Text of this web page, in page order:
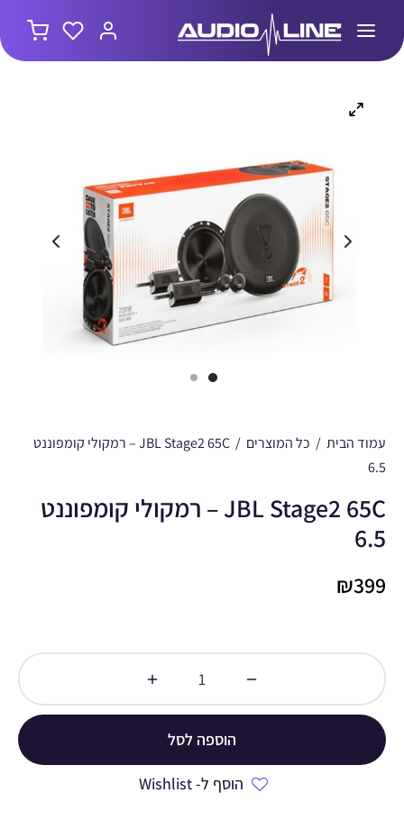
עמוד הבית / כל המוצרים /
JBL Stage2 65C – רמקולי קומפוננט
6.5
JBL Stage2 65C – רמקולי קומפוננט
6.5
₪399
הוספה לסל
הוסף ל- Wishlist